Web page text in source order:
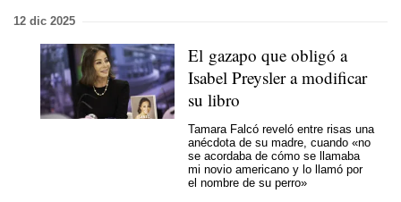
12 dic 2025
El gazapo que obligó a
Isabel Preysler a modificar
su libro
Tamara Falcó reveló entre risas una
anécdota de su madre, cuando «no
se acordaba de cómo se llamaba
mi novio americano y lo llamó por
el nombre de su perro»